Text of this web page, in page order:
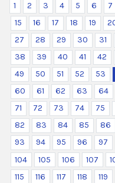
1 2 3 4 5 6 7
15
16 17 18 19
27
28 29 30 31
38
39 40 41 42
49
50 51 52 53
60
61 62 63 64
71
72 73 74 75
82
83 84 85 86
93
94 95 96 97
104
105 106 107
115
116 117 118 119